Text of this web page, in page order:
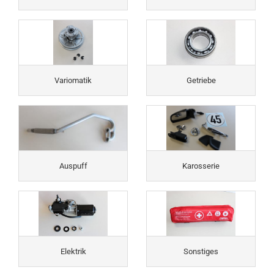
Variomatik Getriebe
Auspuff Karosserie
Elektrik Sonstiges